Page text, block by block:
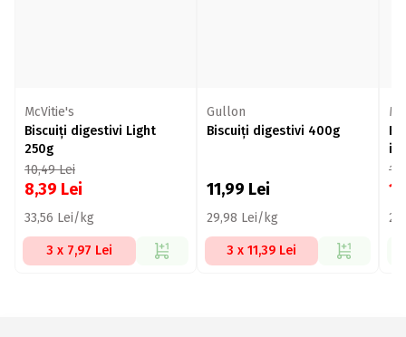
McVitie's
Biscuiți digestivi Light
250g
10,49Lei
8,39 Lei
33,56 Lei/kg
3 x 7,97 Lei
Gullon
Biscuiți digestivi 400g
11,99 Lei
29,98 Lei/kg
3 x 11,39 Lei